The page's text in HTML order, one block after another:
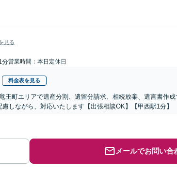
見る
分営業時間：本日定休日
料金表を見る
王町エリアで遺産分割、遺留分請求、相続放棄、遺言書作
しながら、対応いたします【出張相談OK】【甲西駅1分】
メールでお問い合